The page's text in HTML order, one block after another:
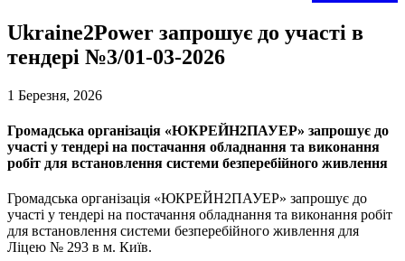
Ukraine2Power запрошує до участі в
тендері №3/01-03-2026
1 Березня, 2026
Громадська організація «ЮКРЕЙН2ПАУЕР» запрошує до
участі у тендері на постачання обладнання та виконання
робіт для встановлення системи безперебійного живлення
Громадська організація «ЮКРЕЙН2ПАУЕР» запрошує до
участі у тендері на постачання обладнання та виконання робіт
для встановлення системи безперебійного живлення для
Ліцею № 293 в м. Київ.